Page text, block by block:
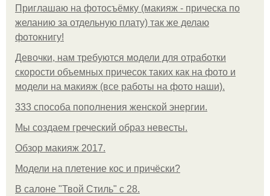
Приглашаю на фотосъёмку (макияж - прическа по
желанию за отдельную плату) так же делаю
фотокнигу!
Девочки, нам требуются модели для отработки
скорости объемных причесок таких как на фото и
модели на макияж (все работы на фото наши).
333 способа пополнения женской энергии.
Мы создаем греческий образ невесты.
Обзор макияж 2017.
Модели на плетение кос и причёски?
В салоне "Твой Стиль" с 28.